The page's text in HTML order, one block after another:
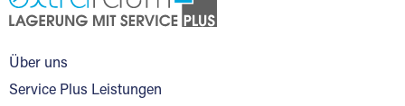
Über uns
Service Plus Leistungen